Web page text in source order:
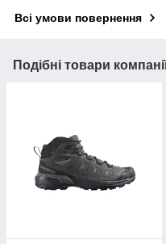
Всі умови повернення
Подібні товари